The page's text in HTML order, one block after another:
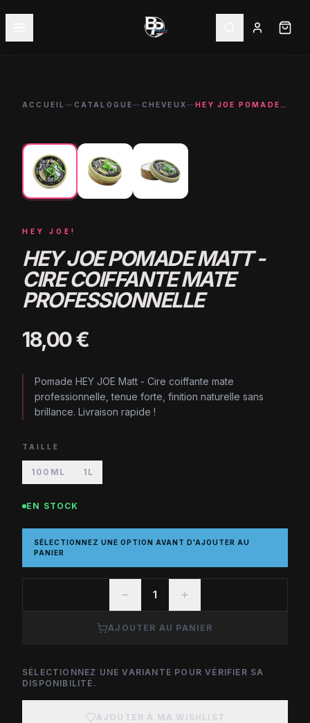
ACCUEIL— CATALOGUE— CHEVEUX— HEY JOE POMADE MATT - CIRE COIFFANTE MATE PROFESSIONNELLE
HEY JOE!
HEY JOE POMADE MATT -
CIRE COIFFANTE MATE
PROFESSIONNELLE
18,00 €
Pomade HEY JOE Matt - Cire coiffante mate
professionnelle, tenue forte, finition naturelle sans
brillance. Livraison rapide !
TAILLE
100ML 1L
EN STOCK
SÉLECTIONNEZ UNE OPTION AVANT D'AJOUTER AU
PANIER
1
AJOUTER AU PANIER
SÉLECTIONNEZ UNE VARIANTE POUR VÉRIFIER SA
DISPONIBILITÉ.
AJOUTER À MA WISHLIST